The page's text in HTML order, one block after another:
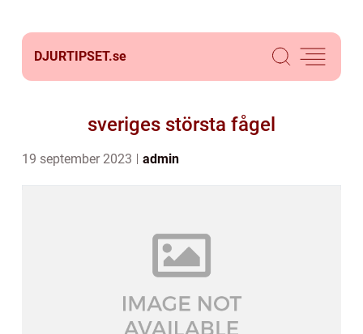
DJURTIPSET.se
sveriges största fågel
19 september 2023 admin